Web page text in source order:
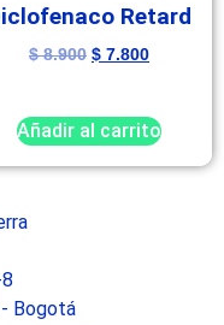
Retard
$8.900 $ 7.800
Añadir al carrito
Bogotá